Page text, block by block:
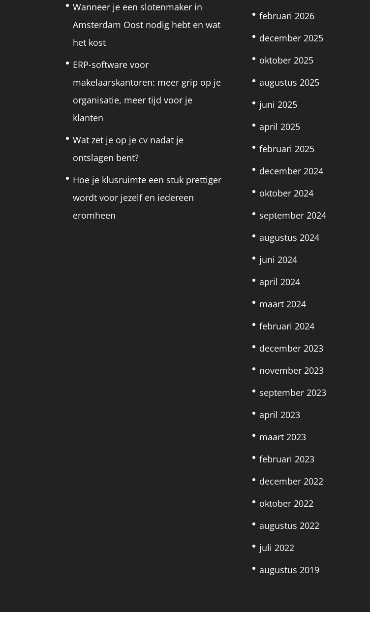
Wanneer je een slotenmaker in
Amsterdam Oost nodig hebt en wat
het kost
ERP-software voor
makelaarskantoren: meer grip op je
organisatie, meer tijd voor je
klanten
Wat zet je op je cv nadat je
ontslagen bent?
Hoe je klusruimte een stuk prettiger
wordt voor jezelf en iedereen
eromheen
februari 2026
december 2025
oktober 2025
augustus 2025
juni 2025
april 2025
februari 2025
december 2024
oktober 2024
september 2024
augustus 2024
juni 2024
april 2024
maart 2024
februari 2024
december 2023
november 2023
september 2023
april 2023
maart 2023
februari 2023
december 2022
oktober 2022
augustus 2022
juli 2022
augustus 2019